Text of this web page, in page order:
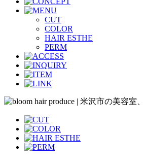
CUT
COLOR
HAIR ESTHE
PERM